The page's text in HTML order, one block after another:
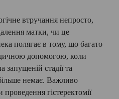
втручання непросто,
матки, чи це
полягає в тому, що багато
допомогою, коли
запущеній стадії та
немає. Важливо
гістеректомії